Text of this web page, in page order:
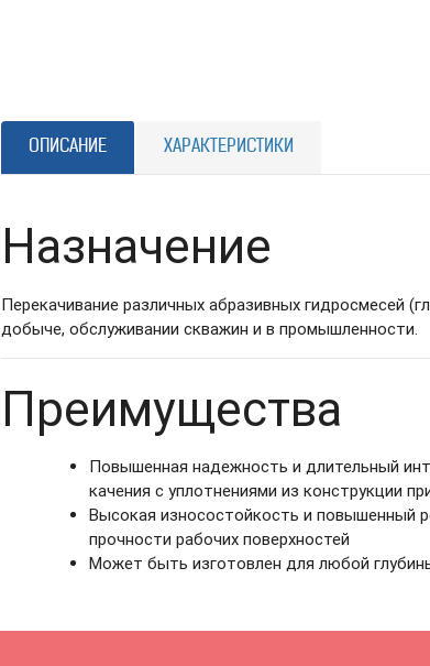
ОПИСАНИЕ ХАРАКТЕРИСТИКИ
Назначение
Перекачивание различных абразивных гидросмесей
добыче, обслуживании скважин и в промышленности.
Преимущества
Повышенная надежность и длительный
качения с уплотнениями из конструкции
Высокая износостойкость и повышенный
прочности рабочих поверхностей
Может быть изготовлен для любой